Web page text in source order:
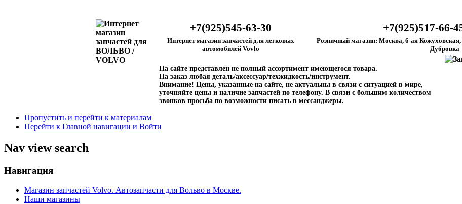
+7(925)545-63-30
Интернет магазин запчастей для легковых
автомобилей Vovlo
+7(925)517-66-
Розничный магазин: Москва, 6-ая
Дубровка
На сайте представлен не полный ассортимент имеющегося товара.
На заказ любая деталь/аксессуар/техжидкость/инструмент.
Внимание! Цены, указанные на сайте, не актуальны в связи с ситуацией в мире,
уточняйте цены и наличие запчастей по телефону. В связи с большим количеством
звонков просьба по возможности писать в мессанджеры.
Пропустить и перейти к материалам
Перейти к Главной навигации и Войти
Nav view search
Навигация
Магазин запчастей Volvo. Автозапчасти для Вольво в Москве.
Наши магазины